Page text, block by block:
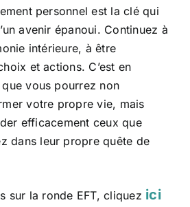
personnel est la clé qui
avenir épanoui. Continuez à
intérieure, à être
et actions. C’est en
vous pourrez non
votre propre vie, mais
efficacement ceux que
dans leur propre quête de
sur la ronde EFT, cliquez ici